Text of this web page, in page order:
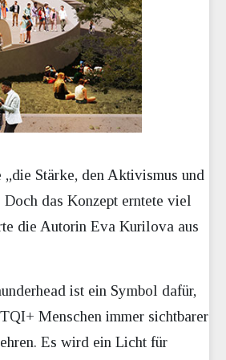
Stärke, den Aktivismus und
das Konzept erntete viel
die Autorin Eva Kurilova aus
ist ein Symbol dafür,
Menschen immer sichtbarer
Es wird ein Licht für